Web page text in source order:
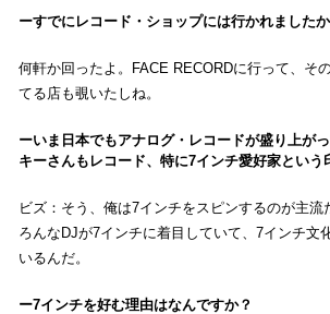
すでにレコード・ショップには行かれましたか
何軒か回ったよ。FACE RECORDに行って、そ
てる店も覗いたしね。
いま日本でもアナログ・レコードが盛り上が
キーさんもレコード、特に7インチ愛好家という
ビズ：そう、俺は7インチをスピンするのが主流
ろんなDJが7インチに着目していて、7インチ文
いるんだ。
7インチを好む理由はなんですか？